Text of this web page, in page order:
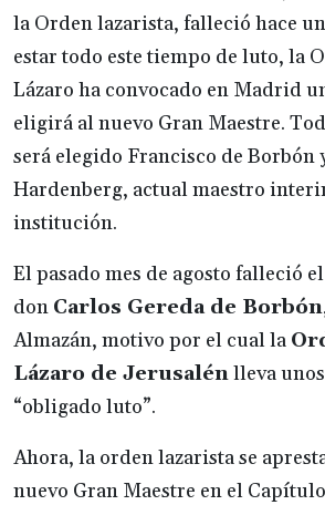
la Orden lazarista, falleció hace
estar todo este tiempo de luto, la
Lázaro ha convocado en Madrid
eligirá al nuevo Gran Maestre.
será elegido Francisco de Borbón
Hardenberg, actual maestro
institución.
El pasado mes de agosto falleció
don Carlos Gereda de Borbón
Almazán, motivo por el cual la
Lázaro de Jerusalénlleva
“obligado luto”.
Ahora, la orden lazarista se
nuevo Gran Maestre en el